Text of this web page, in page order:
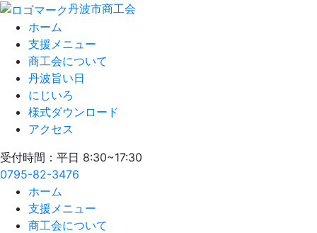
丹波市商工会
ホーム
支援メニュー
商工会について
丹波旨い日
にじいろ
様式ダウンロード
アクセス
受付時間：平日 8:30~17:30
0795-82-3476
ホーム
支援メニュー
商工会について